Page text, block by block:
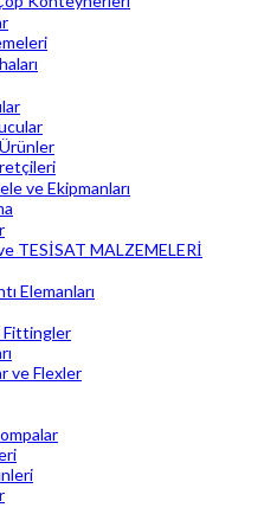
Ürünler
ve Ekipmanları
TESİSAT MALZEMELERİ
Elemanları
Fittingler
ve Flexler